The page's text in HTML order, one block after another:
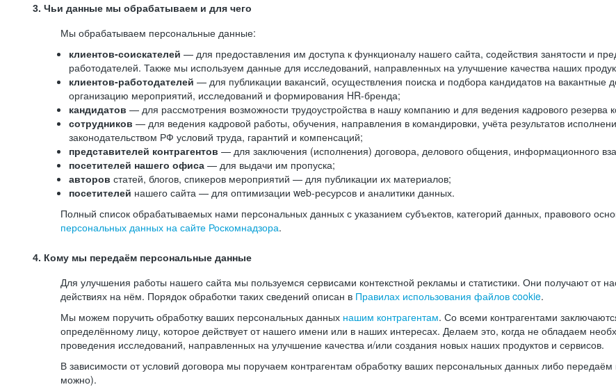
3. Чьи данные мы обрабатываем и для чего
Мы обрабатываем персональные данные:
клиентов-соискателей — для предоставления им доступа к функционалу нашего сайта, содействия занятости и
работодателей. Также мы используем данные для исследований, направленных на улучшение качества наших
клиентов-работодателей — для публикации вакансий, осуществления поиска и подбора кандидатов на вакантные
организацию мероприятий, исследований и формирования HR-бренда;
кандидатов — для рассмотрения возможности трудоустройства в нашу компанию и для ведения кадрового резерва
сотрудников — для ведения кадровой работы, обучения, направления в командировки, учёта результатов
законодательством РФ условий труда, гарантий и компенсаций;
представителей контрагентов — для заключения (исполнения) договора, делового общения, информационного
посетителей нашего офиса — для выдачи им пропуска;
авторов статей, блогов, спикеров мероприятий — для публикации их материалов;
посетителей нашего сайта — для оптимизации web-ресурсов и аналитики данных.
Полный список обрабатываемых нами персональных данных с указанием субъектов, категорий данных, правового
персональных данных на сайте Роскомнадзора.
4. Кому мы передаём персональные данные
Для улучшения работы нашего сайта мы пользуемся сервисами контекстной рекламы и статистики. Они получают от
действиях на нём. Порядок обработки таких сведений описан в Правилах использования файлов cookie.
Мы можем поручить обработку ваших персональных данных нашим контрагентам. Со всеми контрагентами
определённому лицу, которое действует от нашего имени или в наших интересах. Делаем это, когда не обладаем
проведения исследований, направленных на улучшение качества и/или создания новых наших продуктов и сервисов.
В зависимости от условий договора мы поручаем контрагентам обработку ваших персональных данных либо
можно).